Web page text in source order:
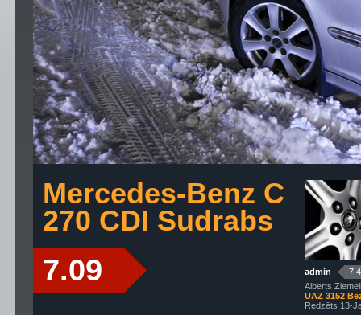
Mercedes-Benz C
270 CDI Sudrabs
7.09 admin
Alberts
UAZ 3152
Redzēts 13-